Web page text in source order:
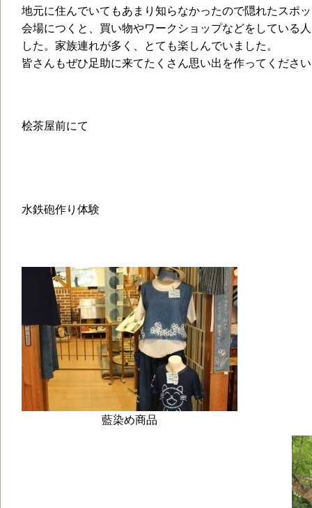
地元に住んでいてもあまり知らなかったので隠れたスポ
会場につくと、買い物やワークショップなどをしている
した。家族連れが多く、とても楽しんでいました。
皆さんもぜひ足助に来てたくさん思い出を作ってくださ
桧茶屋前にて
水鉄砲作り体験
藍染め商品